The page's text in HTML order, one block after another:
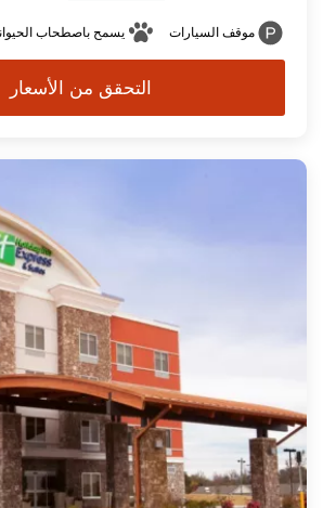
موقف السيارات يسمح باصطحاب
التحقق من الأسعار